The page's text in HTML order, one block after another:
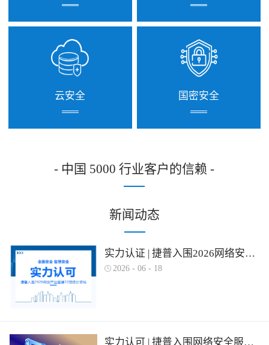
云安全 国密安全
- 中国 5000 行业客户的信赖 -
新闻动态
实力认证 | 捷普入围2026网络安全产业图谱多项细分领域！
2026 - 06 - 18
实力认可 | 捷普入围网络安全服务产业需求行为全景图谱